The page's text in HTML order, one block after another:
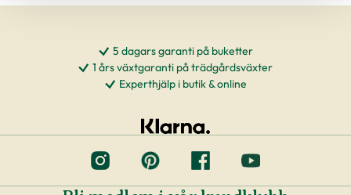
5 dagars garanti på buketter
1 års växtgaranti på trädgårdsväxter
Experthjälp i butik & online